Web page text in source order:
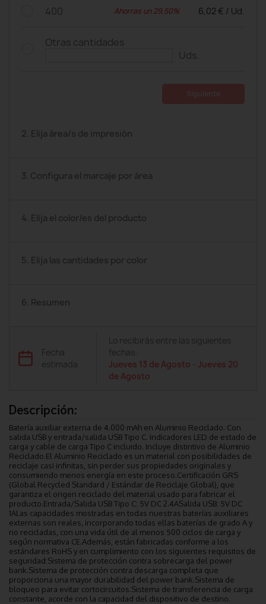
400 Ahorras un 29,50% 6,02 € / Ud.
Otras cantidades
Uds.
2. Elija área/s de impresión
3. Configura el marcaje por área
4. Elija el color/es del producto
5. Elija las cantidades por color
6. Resumen
Fecha
estimada
Lo recibirás entre las siguientes
fechas:
Jueves 13 de Agosto - Jueves 20
de Agosto
Descripción:
Batería auxiliar externa de 4.000 mAh en Aluminio Reciclado. Con
salida USB y entrada/salida USB Tipo C. Indicadores LED de estado de
carga y cable de carga Tipo C incluido. Incluye distintivo de Aluminio
Reciclado.El Aluminio Reciclado es un material con posibilidades de
reciclaje casi infinitas, sin perder sus propiedades originales y
consumiendo menos energía en este proceso.Certificación GRS
(Global Recycled Standard / Estándar de Reciclaje Global), que
garantiza el origen reciclado del material usado para fabricar el
producto.Entrada/Salida USB Tipo C: 5V DC 2.4ASalida USB: 5V DC
1ALas capacidades mostradas en todas nuestras baterías auxiliares
externas son reales, incorporando todas ellas baterías de grado A y
no recicladas, con una vida útil de al menos 500 ciclos de carga y
según normativa CE.Además, están fabricadas conforme a los
estándares RoHS y en cumplimiento con los siguientes requisitos de
seguridad:Sistema de protección contra sobrecarga del power
bank.Sistema de protección contra descarga completa que
proporciona una mayor durabilidad del power bank.Sistema de
bloqueo para evitar cortocircuitos.Sistema de transferencia de carga
constante, acorde con la capacidad del dispositivo de destino.